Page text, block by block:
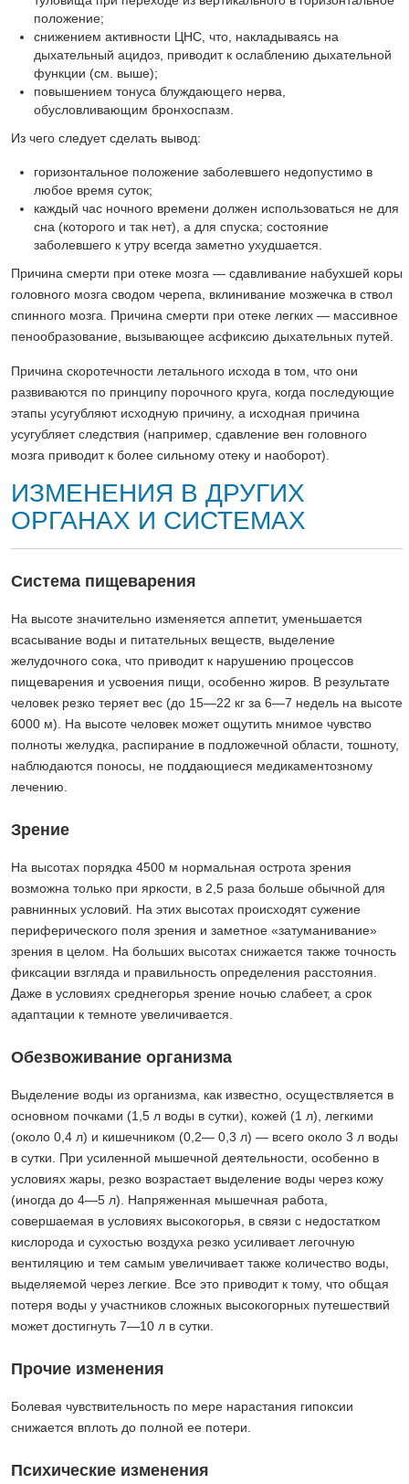
положение;
снижением активности ЦНС, что, накладываясь на
дыхательный ацидоз, приводит к ослаблению дыхательной
функции (см. выше);
повышением тонуса блуждающего нерва,
обусловливающим бронхоспазм.
Из чего следует сделать вывод:
горизонтальное положение заболевшего недопустимо в
любое время суток;
каждый час ночного времени должен использоваться не для
сна (которого и так нет), а для спуска; состояние
заболевшего к утру всегда заметно ухудшается.
Причина смерти при отеке мозга — сдавливание набухшей коры
головного мозга сводом черепа, вклинивание мозжечка в ствол
спинного мозга. Причина смерти при отеке легких — массивное
пенообразование, вызывающее асфиксию дыхательных путей.
Причина скоротечности летального исхода в том, что они
развиваются по принципу порочного круга, когда последующие
этапы усугубляют исходную причину, а исходная причина
усугубляет следствия (например, сдавление вен головного
мозга приводит к более сильному отеку и наоборот).
ИЗМЕНЕНИЯ В ДРУГИХ
ОРГАНАХ И СИСТЕМАХ
Система пищеварения
На высоте значительно изменяется аппетит, уменьшается
всасывание воды и питательных веществ, выделение
желудочного сока, что приводит к нарушению процессов
пищеварения и усвоения пищи, особенно жиров. В результате
человек резко теряет вес (до 15—22 кг за 6—7 недель на высоте
6000 м). На высоте человек может ощутить мнимое чувство
полноты желудка, распирание в подложечной области, тошноту,
наблюдаются поносы, не поддающиеся медикаментозному
лечению.
Зрение
На высотах порядка 4500 м нормальная острота зрения
возможна только при яркости, в 2,5 раза больше обычной для
равнинных условий. На этих высотах происходят сужение
периферического поля зрения и заметное «затуманивание»
зрения в целом. На больших высотах снижается также точность
фиксации взгляда и правильность определения расстояния.
Даже в условиях среднегорья зрение ночью слабеет, а срок
адаптации к темноте увеличивается.
Обезвоживание организма
Выделение воды из организма, как известно, осуществляется в
основном почками (1,5 л воды в сутки), кожей (1 л), легкими
(около 0,4 л) и кишечником (0,2— 0,3 л) — всего около 3 л воды
в сутки. При усиленной мышечной деятельности, особенно в
условиях жары, резко возрастает выделение воды через кожу
(иногда до 4—5 л). Напряженная мышечная работа,
совершаемая в условиях высокогорья, в связи с недостатком
кислорода и сухостью воздуха резко усиливает легочную
вентиляцию и тем самым увеличивает также количество воды,
выделяемой через легкие. Все это приводит к тому, что общая
потеря воды у участников сложных высокогорных путешествий
может достигнуть 7—10 л в сутки.
Прочие изменения
Болевая чувствительность по мере нарастания гипоксии
снижается вплоть до полной ее потери.
Психические изменения